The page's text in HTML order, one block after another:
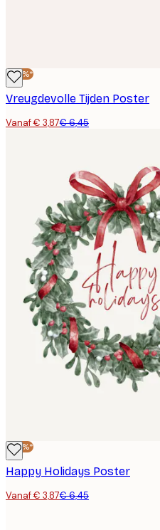
-40%*
Vreugdevolle Tijden Poster
Vanaf € 3,87€ 6,45
-40%*
Happy Holidays Poster
Vanaf € 3,87€ 6,45